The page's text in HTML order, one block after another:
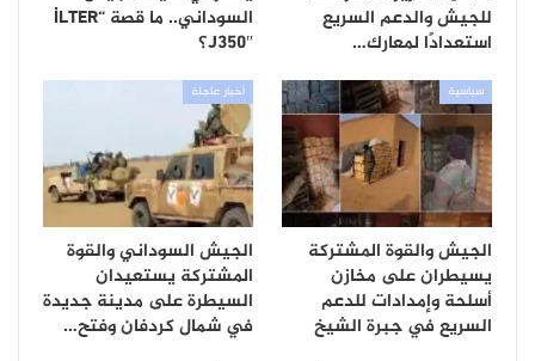
للجيش والدعم السريع
استعدادًا لمعارك…
السوداني.. ما قصة “İLTER
J350″؟
سياسية
الجيش والقوة المشتركة
يسيطران على مخازن
أسلحة وإمدادات للدعم
السريع في جبرة الشيخ
أخبار عاجلة
الجيش السوداني والقوة
المشتركة يستعيدان
السيطرة على مدينة جديدة
في شمال كردفان وفتح…